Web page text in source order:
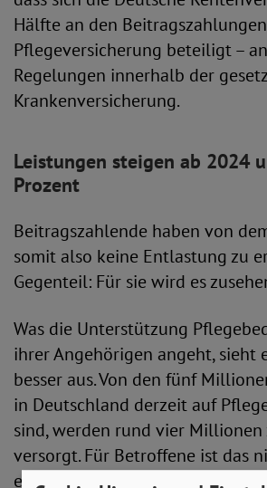
Hälfte an den
Pflegeversicherung beteiligt –
Regelungen innerhalb der
Krankenversicherung.
Leistungen steigen ab 2024
Prozent
Beitragszahlende haben von
somit also keine Entlastung zu
Gegenteil: Für sie wird es
Was die Unterstützung
ihrer Angehörigen angeht, sieht
besser aus. Von den fünf
in Deutschland derzeit auf
sind, werden rund vier Millionen
versorgt. Für Betroffene ist das
emotionale, sondern vor alem